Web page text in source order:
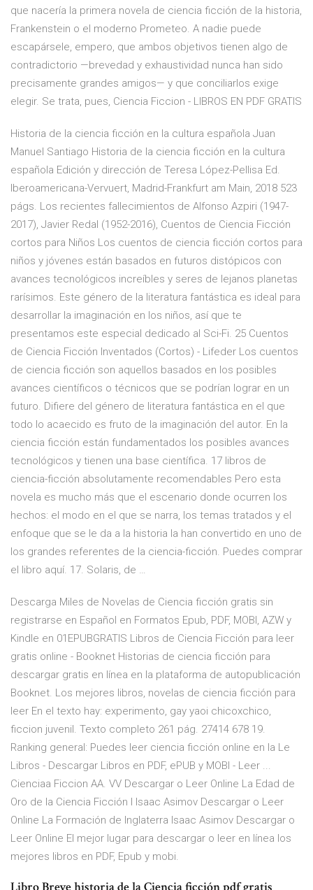
que nacería la primera novela de ciencia ficción de la historia,
Frankenstein o el moderno Prometeo. A nadie puede
escapársele, empero, que ambos objetivos tienen algo de
contradictorio —brevedad y exhaustividad nunca han sido
precisamente grandes amigos— y que conciliarlos exige
elegir. Se trata, pues, Ciencia Ficcion - LIBROS EN PDF GRATIS
Historia de la ciencia ficción en la cultura española Juan
Manuel Santiago Historia de la ciencia ficción en la cultura
española Edición y dirección de Teresa López-Pellisa Ed.
Iberoamericana-Vervuert, Madrid-Frankfurt am Main, 2018 523
págs. Los recientes fallecimientos de Alfonso Azpiri (1947-
2017), Javier Redal (1952-2016), Cuentos de Ciencia Ficción
cortos para Niños Los cuentos de ciencia ficción cortos para
niños y jóvenes están basados en futuros distópicos con
avances tecnológicos increíbles y seres de lejanos planetas
rarísimos. Este género de la literatura fantástica es ideal para
desarrollar la imaginación en los niños, así que te
presentamos este especial dedicado al Sci-Fi. 25 Cuentos
de Ciencia Ficción Inventados (Cortos) - Lifeder Los cuentos
de ciencia ficción son aquellos basados en los posibles
avances científicos o técnicos que se podrían lograr en un
futuro. Difiere del género de literatura fantástica en el que
todo lo acaecido es fruto de la imaginación del autor. En la
ciencia ficción están fundamentados los posibles avances
tecnológicos y tienen una base científica. 17 libros de
ciencia-ficción absolutamente recomendables Pero esta
novela es mucho más que el escenario donde ocurren los
hechos: el modo en el que se narra, los temas tratados y el
enfoque que se le da a la historia la han convertido en uno de
los grandes referentes de la ciencia-ficción. Puedes comprar
el libro aquí. 17. Solaris, de …
Descarga Miles de Novelas de Ciencia ficción gratis sin
registrarse en Español en Formatos Epub, PDF, MOBI, AZW y
Kindle en 01EPUBGRATIS Libros de Ciencia Ficción para leer
gratis online - Booknet Historias de ciencia ficción para
descargar gratis en línea en la plataforma de autopublicación
Booknet. Los mejores libros, novelas de ciencia ficción para
leer En el texto hay: experimento, gay yaoi chicoxchico,
ficcion juvenil. Texto completo 261 pág. 27414 678 19.
Ranking general: Puedes leer ciencia ficción online en la Le
Libros - Descargar Libros en PDF, ePUB y MOBI - Leer ...
Cienciaa Ficcion AA. VV Descargar o Leer Online La Edad de
Oro de la Ciencia Ficción I Isaac Asimov Descargar o Leer
Online La Formación de Inglaterra Isaac Asimov Descargar o
Leer Online El mejor lugar para descargar o leer en línea los
mejores libros en PDF, Epub y mobi.